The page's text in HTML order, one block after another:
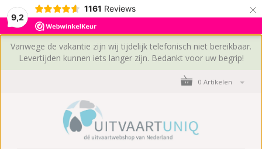
9,2
1161 Reviews ×
Vanwege de vakantie zijn wij tijdelijk telefonisch niet bereikbaar.
Levertijden kunnen iets langer zijn. Bedankt voor uw begrip!
0 Artikelen